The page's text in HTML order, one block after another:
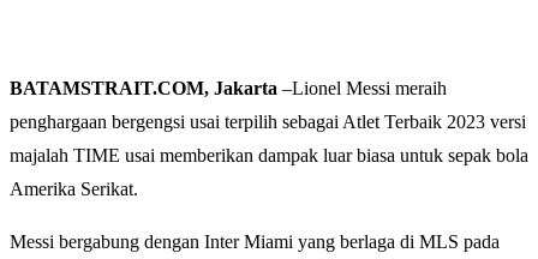
BATAMSTRAIT.COM, Jakarta –Lionel Messi meraih
penghargaan bergengsi usai terpilih sebagai Atlet Terbaik 2023 versi
majalah TIME usai memberikan dampak luar biasa untuk sepak bola
Amerika Serikat.
Messi bergabung dengan Inter Miami yang berlaga di MLS pada